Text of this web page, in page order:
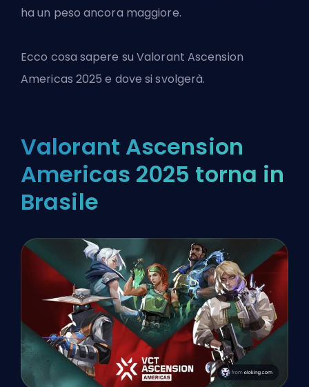
ha un peso ancora maggiore.
Ecco cosa sapere suValorant Ascension
Americas 2025 e dove si svolgerà.
Valorant Ascension
Americas 2025 torna in
Brasile